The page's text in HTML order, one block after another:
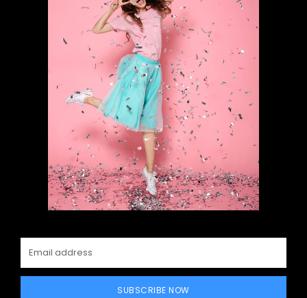
SUBSCRIBE NOW